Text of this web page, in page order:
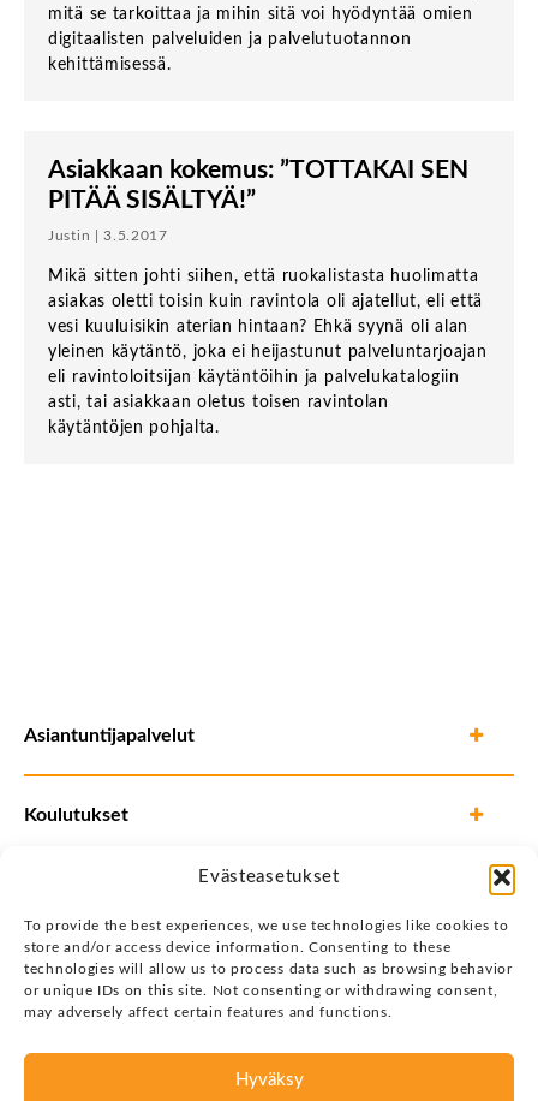
Evästeasetukset
To provide the best experiences, we use technologies like cookies to
store and/or access device information. Consenting to these
technologies will allow us to process data such as browsing behavior
or unique IDs on this site. Not consenting or withdrawing consent,
may adversely affect certain features and functions.
Hyväksy
mitä se tarkoittaa ja mihin sitä voi hyödyntää omien
digitaalisten palveluiden ja palvelutuotannon
kehittämisessä.
Asiakkaan kokemus: ”TOTTAKAI SEN
PITÄÄ SISÄLTYÄ!”
Justin | 3.5.2017
Mikä sitten johti siihen, että ruokalistasta huolimatta
asiakas oletti toisin kuin ravintola oli ajatellut, eli että
vesi kuuluisikin aterian hintaan? Ehkä syynä oli alan
yleinen käytäntö, joka ei heijastunut palveluntarjoajan
eli ravintoloitsijan käytäntöihin ja palvelukatalogiin
asti, tai asiakkaan oletus toisen ravintolan
käytäntöjen pohjalta.
Asiantuntijapalvelut
Koulutukset